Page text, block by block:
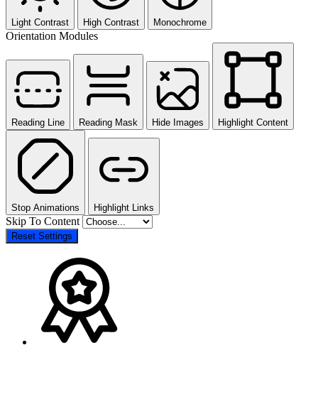
Light Contrast High Contrast Monochrome
Orientation Modules
Reading Line Reading Mask Hide Images Highlight Content
Stop Animations Highlight Links
Skip To Content
Reset Settings